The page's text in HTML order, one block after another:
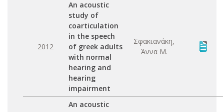
2012
An acoustic
study of
coarticulation
in the speech
of greek adults
with normal
hearing and
hearing
impairment
Σφακιανάκη,
Άννα Μ.
An acoustic